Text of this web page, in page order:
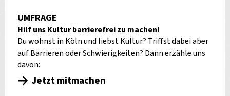
UMFRAGE
Hilf uns Kultur barrierefrei zu machen!
Du wohnst in Köln und liebst Kultur? Triffst dabei aber
auf Barrieren oder Schwierigkeiten? Dann erzähle uns
davon:
Jetzt mitmachen